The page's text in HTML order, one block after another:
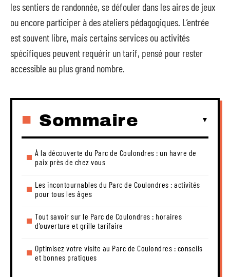
les sentiers de randonnée, se défouler dans les aires de jeux
ou encore participer à des ateliers pédagogiques. L’entrée
est souvent libre, mais certains services ou activités
spécifiques peuvent requérir un tarif, pensé pour rester
accessible au plus grand nombre.
Sommaire
À la découverte du Parc de Coulondres : un havre de
paix près de chez vous
Les incontournables du Parc de Coulondres : activités
pour tous les âges
Tout savoir sur le Parc de Coulondres : horaires
d’ouverture et grille tarifaire
Optimisez votre visite au Parc de Coulondres : conseils
et bonnes pratiques